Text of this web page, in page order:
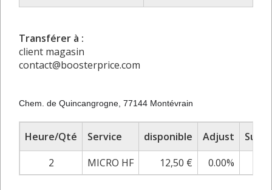
Transférer à :
client magasin
contact@boosterprice.com
Chem. de Quincangrogne, 77144 Montévrain
Heure/Qté Service disponible Adjust
Sub
2
MICRO HF 12,50 € 0.00%